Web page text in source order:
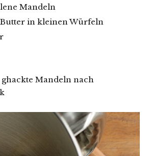
Mandeln
Butter in kleinen Würfeln
Mandeln nach